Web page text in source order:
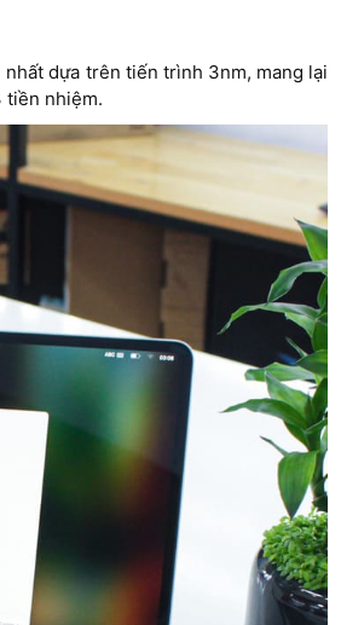
dựa trên tiến trình 3nm, mang lại
tiền nhiệm.